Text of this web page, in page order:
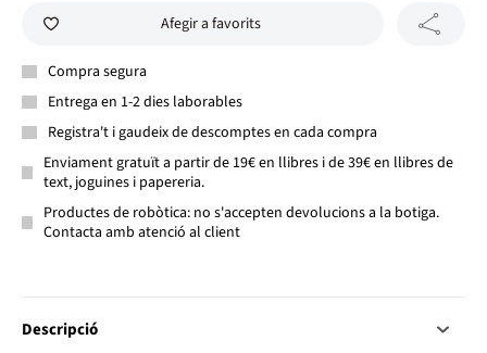
Afegir a favorits
Compra segura
Entrega en 1-2 dies laborables
Registra't i gaudeix de descomptes en cada compra
Enviament gratuït a partir de 19€ en llibres i de 39€ en llibres de
text, joguines i papereria.
Productes de robòtica: no s'accepten devolucions a la botiga.
Contacta amb atenció al client
Descripció